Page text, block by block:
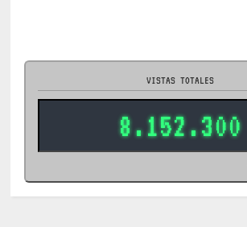
VISTAS TOTALES
8.152.300